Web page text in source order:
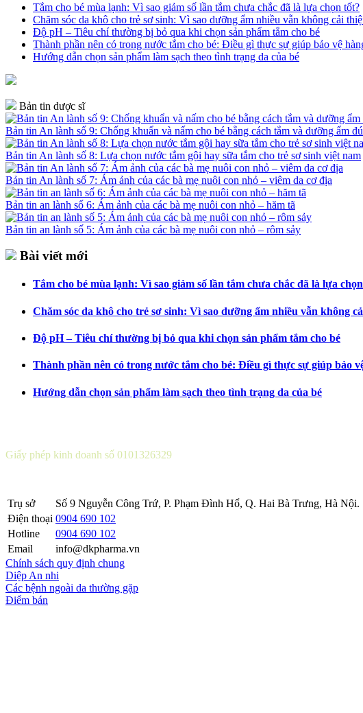
Tắm cho bé mùa lạnh: Vì sao giảm số lần tắm chưa chắc đã là lựa chọn tốt?
Chăm sóc da khô cho trẻ sơ sinh: Vì sao dưỡng ẩm nhiều vẫn không cải
Độ pH – Tiêu chí thường bị bỏ qua khi chọn sản phẩm tắm cho bé
Thành phần nên có trong nước tắm cho bé: Điều gì thực sự giúp bảo vệ
Hướng dẫn chọn sản phẩm làm sạch theo tình trạng da của bé
Bản tin dược sĩ
Bản tin An lành số 9: Chống khuẩn và nấm cho bé bằng cách tắm và dưỡng ẩm
Bản tin An lành số 8: Lựa chọn nước tắm gội hay sữa tắm cho trẻ sơ sinh việt nam
Bản tin An lành số 7: Ám ảnh của các bà mẹ nuôi con nhỏ – viêm da cơ địa
Bản tin an lành số 6: Ám ảnh của các bà mẹ nuôi con nhỏ – hăm tã
Bản tin an lành số 5: Ám ảnh của các bà mẹ nuôi con nhỏ – rôm sảy
Bài viết mới
Tắm cho bé mùa lạnh: Vì sao giảm số lần tắm chưa chắc đã là lựa
Chăm sóc da khô cho trẻ sơ sinh: Vì sao dưỡng ẩm nhiều vẫn không
Độ pH – Tiêu chí thường bị bỏ qua khi chọn sản phẩm tắm cho bé
Thành phần nên có trong nước tắm cho bé: Điều gì thực sự giúp bảo
Hướng dẫn chọn sản phẩm làm sạch theo tình trạng da của bé
Giấy phép kinh doanh số 0101326329
Trụ sở
Số 9 Nguyễn Công Trứ, P. Phạm Đình Hổ, Q. Hai Bà Trưng, Hà Nội.
Điện thoại 0904 690 102
Hotline
0904 690 102
Email
info@dkpharma.vn
Chính sách quy định chung
Diệp An nhi
Các bệnh ngoài da thường gặp
Điểm bán